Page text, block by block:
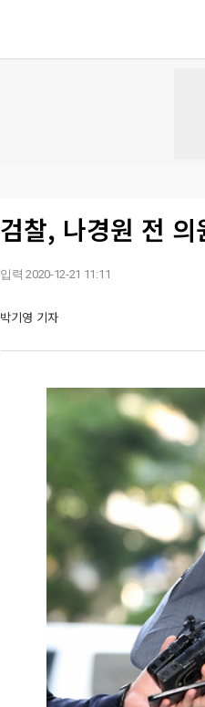
검찰, 나경원 전
입력 2020-12-21 11:11
박기영 기자